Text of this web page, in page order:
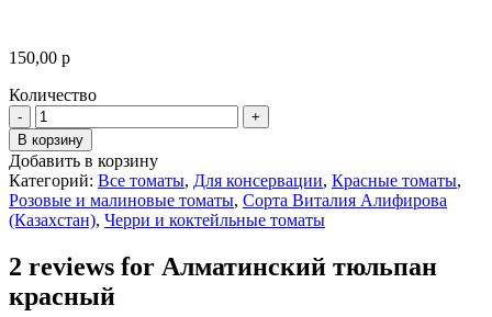
150,00 р
Количество
Количество
В корзину
Добавить в корзину
Категорий: Все томаты, Для консервации, Красные томаты,
Розовые и малиновые томаты, Сорта Виталия Алифирова
(Казахстан), Черри и коктейльные томаты
2 reviews for Алматинский тюльпан
красный